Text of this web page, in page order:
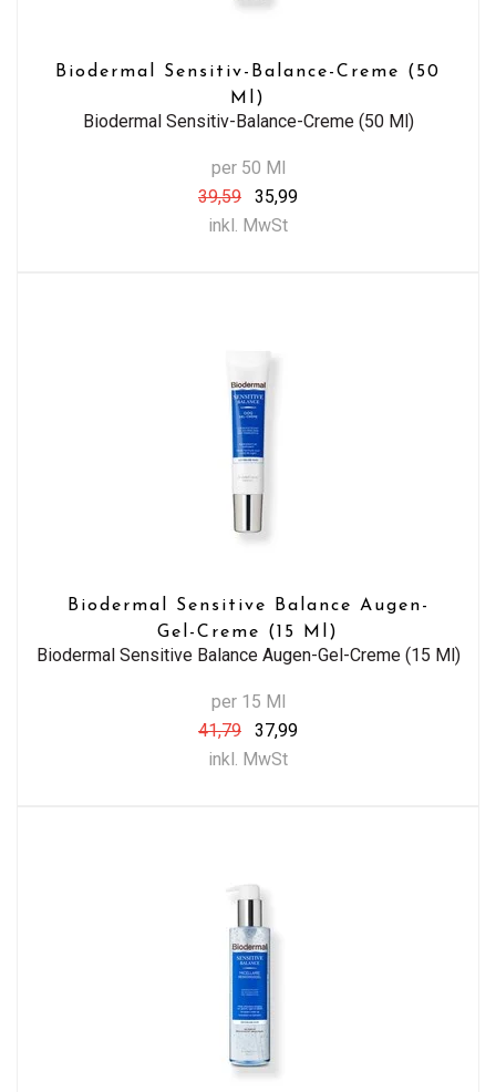
Biodermal Sensitiv-Balance-Creme (50
Ml)
Biodermal Sensitiv-Balance-Creme (50 Ml)
per 50 Ml
39,59
35,99
inkl. MwSt
Biodermal Sensitive Balance Augen-
Gel-Creme (15 Ml)
Biodermal Sensitive Balance Augen-Gel-Creme (15 Ml)
per 15 Ml
41,79
37,99
inkl. MwSt